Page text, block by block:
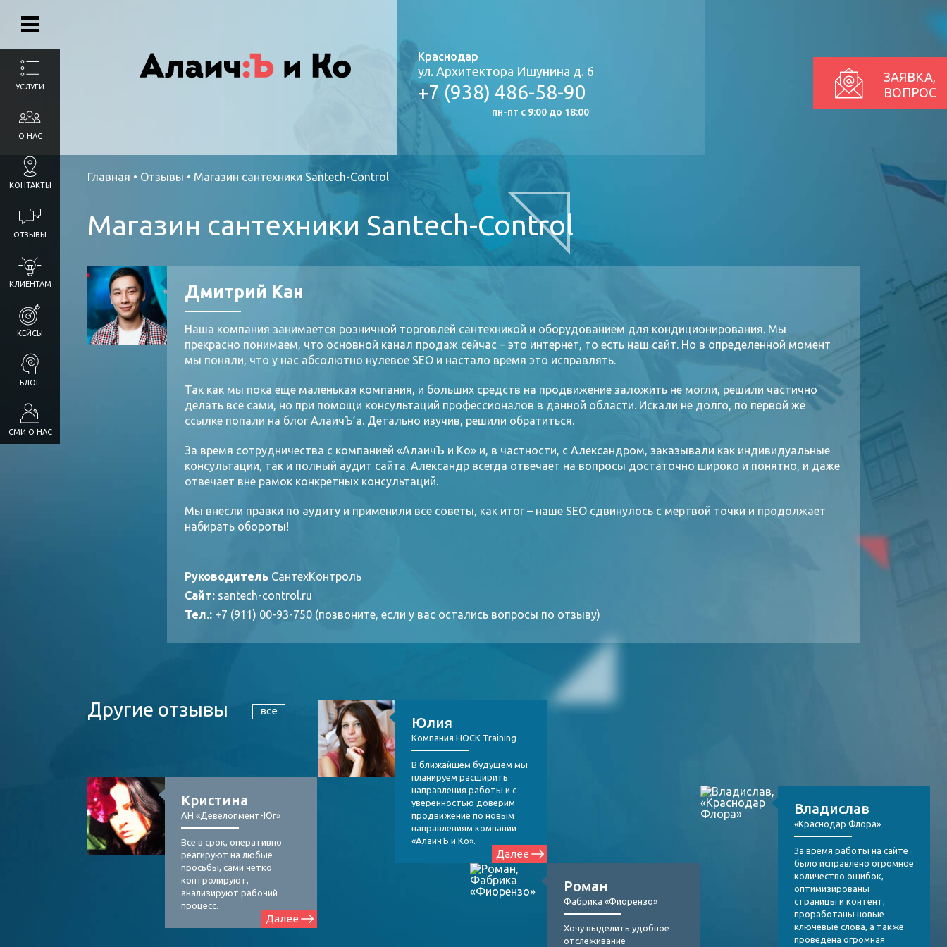
УСЛУГИ
О НАС
КОНТАКТЫ
ОТЗЫВЫ
КЛИЕНТАМ
КЕЙСЫ
БЛОГ
СМИ О НАС
Краснодар
ул. Архитектора Ишунина д. 6
+7 (938) 486-58-90
пн-пт с 9:00 до 18:00
ЗАЯВКА,
ВОПРОС
Главная • Отзывы • Магазин сантехники Santech-Control
Магазин сантехники Santech-Control
Дмитрий Кан
Наша компания занимается розничной торговлей сантехникой и оборудованием для кондиционирования. Мы
прекрасно понимаем, что основной канал продаж сейчас – это интернет, то есть наш сайт. Но в определенной момент
мы поняли, что у нас абсолютно нулевое SEO и настало время это исправлять.
Так как мы пока еще маленькая компания, и больших средств на продвижение заложить не могли, решили частично
делать все сами, но при помощи консультаций профессионалов в данной области. Искали не долго, по первой же
ссылке попали на блог АлаичЪ’а. Детально изучив, решили обратиться.
За время сотрудничества с компанией «АлаичЪ и Ко» и, в частности, с Александром, заказывали как индивидуальные
консультации, так и полный аудит сайта. Александр всегда отвечает на вопросы достаточно широко и понятно, и даже
отвечает вне рамок конкретных консультаций.
Мы внесли правки по аудиту и применили все советы, как итог – наше SEO сдвинулось с мертвой точки и продолжает
набирать обороты!
Руководитель СантехКонтроль
Сайт: santech-control.ru
Тел.: +7 (911) 00-93-750 (позвоните, если у вас остались вопросы по отзыву)
Другие отзывы все
Кристина
АН «Девелопмент-Юг»
Все в срок, оперативно
реагируют на любые
просьбы, сами четко
контролируют,
анализируют рабочий
процесс.
Далее
Юлия
Компания HOCK Training
В ближайшем будущем мы
планируем расширить
направления работы и с
уверенностью доверим
продвижение по новым
направлениям компании
«АлаичЪ и Ко».
Далее
Роман
Фабрика «Фиорензо»
Хочу выделить удобное
отслеживание
Владислав
«Краснодар Флора»
За время работы на сайте
было исправлено огромное
количество ошибок,
оптимизированы
страницы и контент,
проработаны новые
ключевые слова, а также
проведена огромная